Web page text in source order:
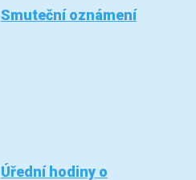
Smuteční oznámení
Úřední hodiny o